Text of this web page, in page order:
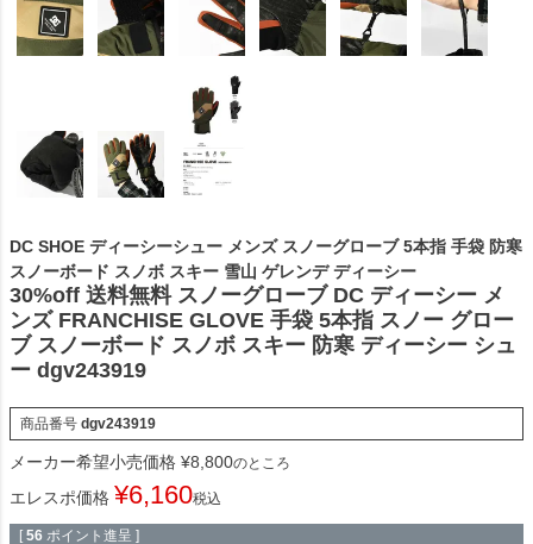
DC SHOE ディーシーシュー メンズ スノーグローブ 5本指 手袋 防寒
スノーボード スノボ スキー 雪山 ゲレンデ ディーシー
30%off 送料無料 スノーグローブ DC ディーシー メ
ンズ FRANCHISE GLOVE 手袋 5本指 スノー グロー
ブ スノーボード スノボ スキー 防寒 ディーシー シュ
ー dgv243919
商品番号 dgv243919
メーカー希望小売価格 ¥8,800のところ
エレスポ価格 ¥6,160税込
[ 56 ポイント進呈 ]